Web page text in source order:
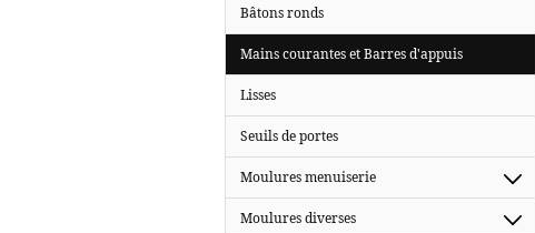
Bâtons ronds
Mains courantes et Barres d'appuis
Lisses
Seuils de portes
Moulures menuiserie
Moulures diverses